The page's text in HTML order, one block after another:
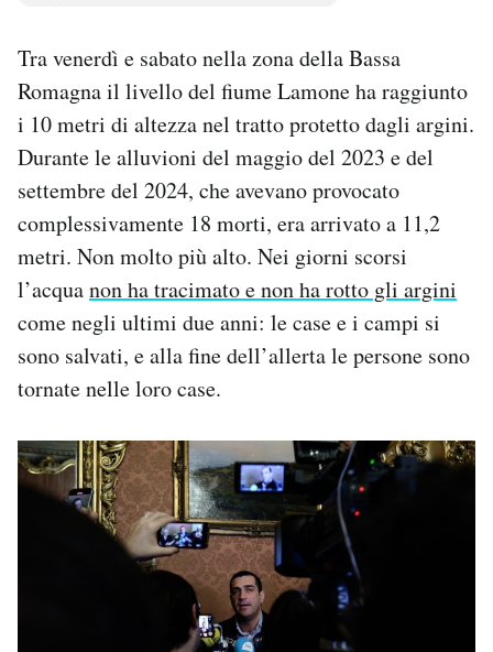
AREA PERSONALE
Area Personale
Newsletter
Notifiche mobile
Regala il Post
Hai bisogno di aiuto?
Esci
Tra venerdì e sabato nella zona della Bassa
Romagna il livello del fiume Lamone ha raggiunto
i 10 metri di altezza nel tratto protetto dagli argini.
Durante le alluvioni del maggio del 2023 e del
settembre del 2024, che avevano provocato
complessivamente 18 morti, era arrivato a 11,2
metri. Non molto più alto. Nei giorni scorsi
l’acquanon ha tracimato e non ha rotto gli argini
come negli ultimi due anni: le case e i campi si
sono salvati, e alla fine dell’allerta le persone sono
tornate nelle loro case.